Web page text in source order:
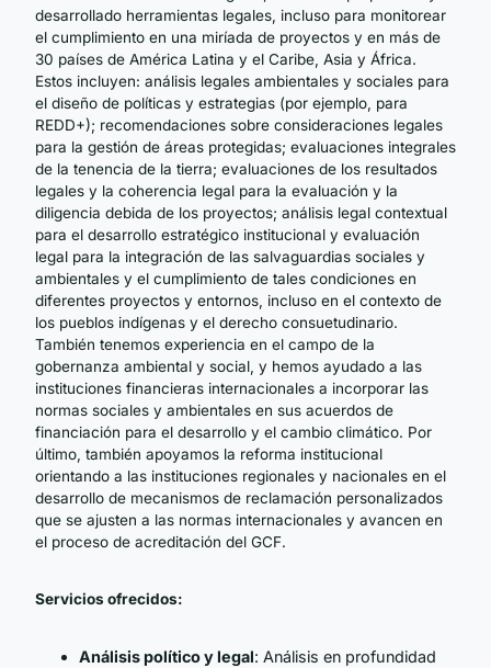
desarrollado herramientas legales, incluso para monitorear
el cumplimiento en una miríada de proyectos y en más de
30 países de América Latina y el Caribe, Asia y África.
Estos incluyen: análisis legales ambientales y sociales para
el diseño de políticas y estrategias (por ejemplo, para
REDD+); recomendaciones sobre consideraciones legales
para la gestión de áreas protegidas; evaluaciones integrales
de la tenencia de la tierra; evaluaciones de los resultados
legales y la coherencia legal para la evaluación y la
diligencia debida de los proyectos; análisis legal contextual
para el desarrollo estratégico institucional y evaluación
legal para la integración de las salvaguardias sociales y
ambientales y el cumplimiento de tales condiciones en
diferentes proyectos y entornos, incluso en el contexto de
los pueblos indígenas y el derecho consuetudinario.
También tenemos experiencia en el campo de la
gobernanza ambiental y social, y hemos ayudado a las
instituciones financieras internacionales a incorporar las
normas sociales y ambientales en sus acuerdos de
financiación para el desarrollo y el cambio climático. Por
último, también apoyamos la reforma institucional
orientando a las instituciones regionales y nacionales en el
desarrollo de mecanismos de reclamación personalizados
que se ajusten a las normas internacionales y avancen en
el proceso de acreditación del GCF.
Servicios ofrecidos:
Análisis político y legal: Análisis en profundidad